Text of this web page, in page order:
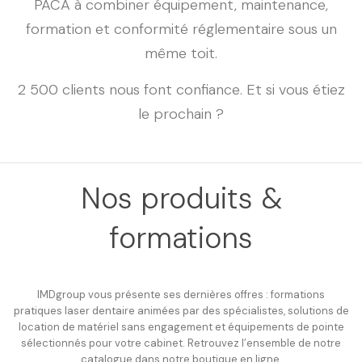
PACA à combiner équipement, maintenance,
formation et conformité réglementaire sous un
même toit.
2 500 clients nous font confiance. Et si vous étiez
le prochain ?
Nos produits &
formations
IMDgroup vous présente ses dernières offres : formations
pratiques laser dentaire animées par des spécialistes, solutions de
location de matériel sans engagement et équipements de pointe
sélectionnés pour votre cabinet. Retrouvez l’ensemble de notre